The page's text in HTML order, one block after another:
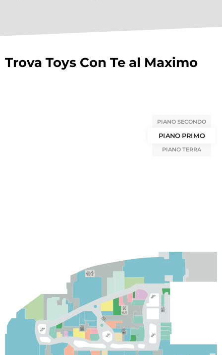
Trova Toys Con Te al Maximo
PIANO SECONDO
PIANO PRIMO
PIANO TERRA